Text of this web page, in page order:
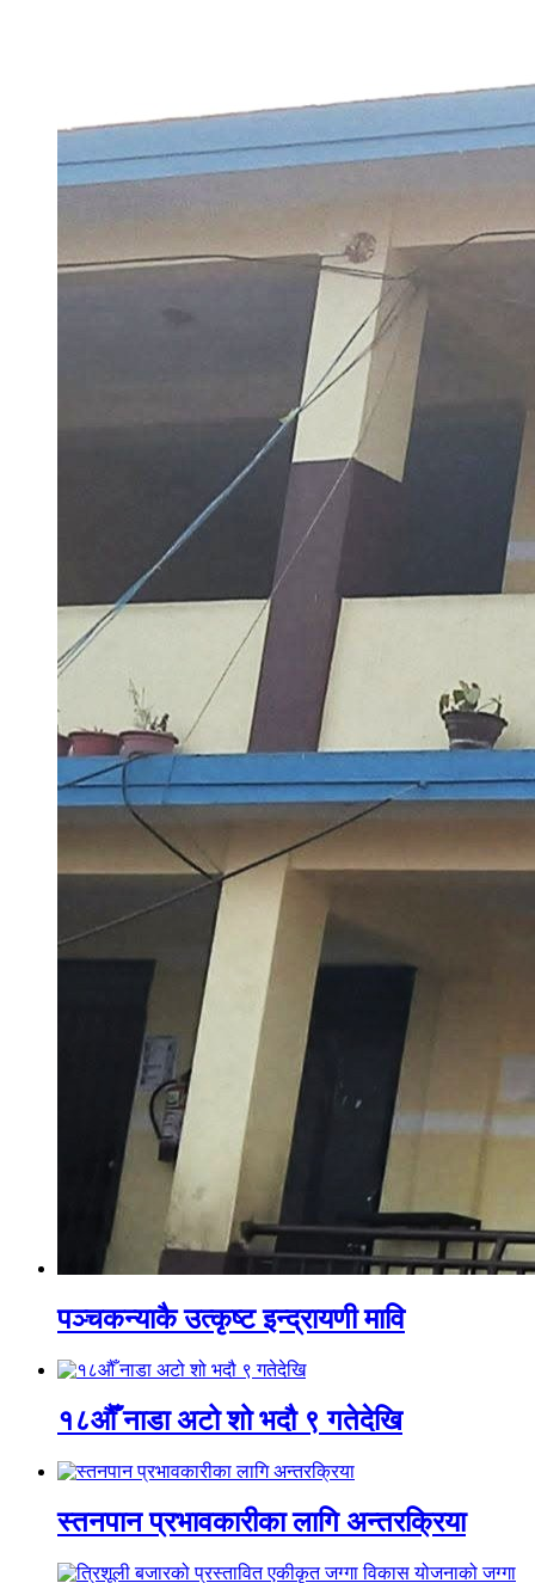
पञ्चकन्याकै उत्कृष्ट इन्द्रायणी मावि
१८औँ नाडा अटो शो भदौ ९ गतेदेखि
स्तनपान प्रभावकारीका लागि अन्तरक्रिया